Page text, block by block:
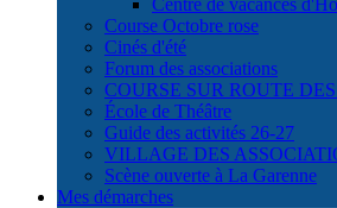
Centre de vacances
Course Octobre rose
Cinés d'été
Forum des associations
COURSE SUR ROUTE
École de Théâtre
Guide des activités 26-27
VILLAGE DES
Scène ouverte à La Garenne
Mes démarches